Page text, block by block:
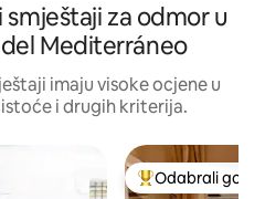
za odmor u
del Mediterráneo
imaju visoke ocjene u
i drugih kriterija.
oznakom „Odabrali gosti”
Među najviše
Odabrali gosti